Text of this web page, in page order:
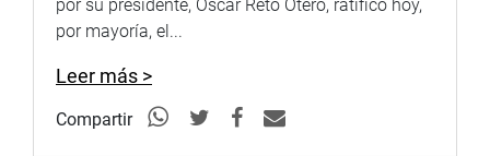
por su presidente, Oscar Reto Otero, ratificó hoy,
por mayoría, el...
Leer más >
Compartir